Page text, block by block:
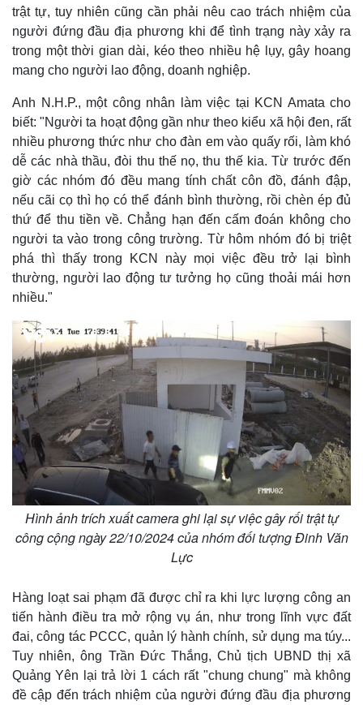
trật tự, tuy nhiên cũng cần phải nêu cao trách nhiệm của
người đứng đầu địa phương khi để tình trạng này xảy ra
trong một thời gian dài, kéo theo nhiều hệ lụy, gây hoang
mang cho người lao động, doanh nghiệp.
Anh N.H.P., một công nhân làm việc tại KCN Amata cho
biết: "Người ta hoạt động gần như theo kiểu xã hội đen, rất
nhiều phương thức như cho đàn em vào quấy rối, làm khó
dễ các nhà thầu, đòi thu thế nọ, thu thế kia. Từ trước đến
giờ các nhóm đó đều mang tính chất côn đồ, đánh đập,
nếu cãi cọ thì họ có thể đánh bình thường, rồi chèn ép đủ
thứ để thu tiền về. Chẳng hạn đến cấm đoán không cho
người ta vào trong công trường. Từ hôm nhóm đó bị triệt
phá thì thấy trong KCN này mọi việc đều trở lại bình
thường, người lao động tư tưởng họ cũng thoải mái hơn
nhiều."
Hình ảnh trích xuất camera ghi lại sự việc gây rối trật tự
công cộng ngày 22/10/2024 của nhóm đối tượng Đinh Văn
Lực
Hàng loạt sai phạm đã được chỉ ra khi lực lượng công an
tiến hành điều tra mở rộng vụ án, như trong lĩnh vực đất
đai, công tác PCCC, quản lý hành chính, sử dụng ma túy...
Tuy nhiên, ông Trần Đức Thắng, Chủ tịch UBND thị xã
Quảng Yên lại trả lời 1 cách rất "chung chung" mà không
đề cập đến trách nhiệm của người đứng đầu địa phương